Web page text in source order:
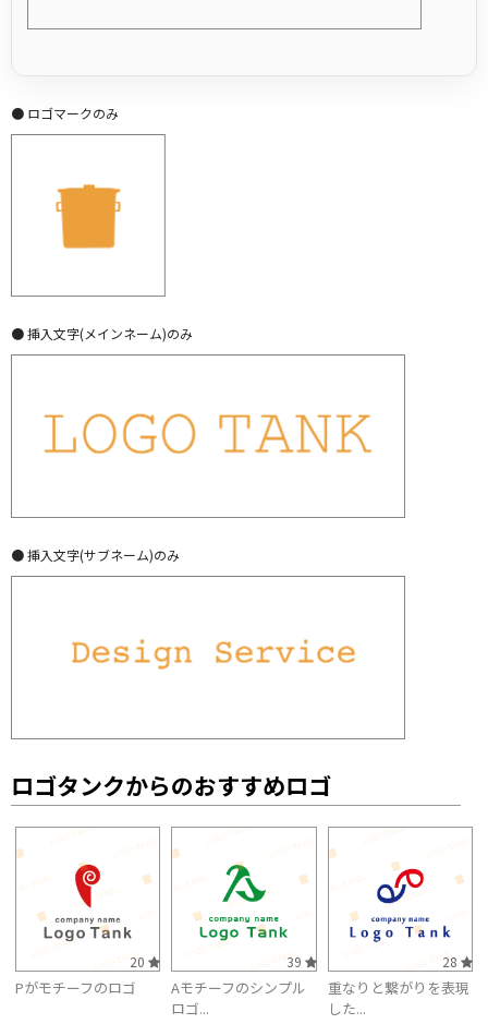
● ロゴマークのみ
● 挿入文字(メインネーム)のみ
● 挿入文字(サブネーム)のみ
ロゴタンクからのおすすめロゴ
20
Pがモチーフのロゴ
39
Aモチーフのシンプル
ロゴ...
28
重なりと繋がりを表現
した...